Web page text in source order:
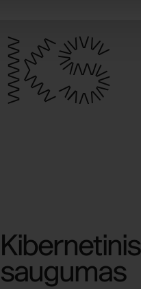
Kibernetinis
saugumas
KS